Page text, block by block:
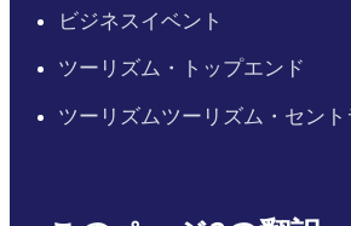
ビジネスイベント
ツーリズム・トップエンド
ツーリズムツーリズム・セン